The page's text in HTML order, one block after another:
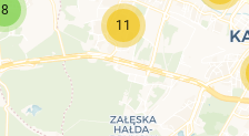
8
11